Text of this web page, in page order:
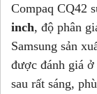
Compaq CQ42
inch, độ phân
Samsung sản
được đánh giá
sau rất sáng,